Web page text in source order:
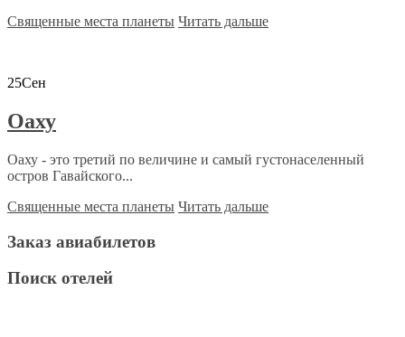
Священные места планеты Читать дальше
25Сен
Оаху
Оаху - это третий по величине и самый густонаселенный
остров Гавайского...
Священные места планеты Читать дальше
Заказ авиабилетов
Поиск отелей